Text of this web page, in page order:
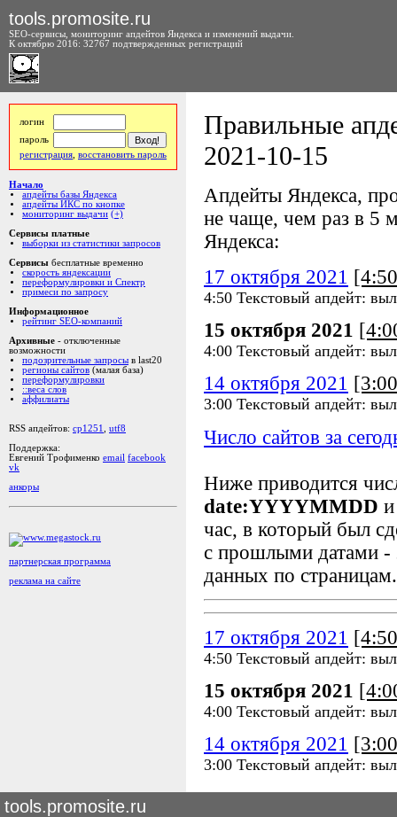
tools.promosite.ru
SEO-сервисы, мониторинг апдейтов Яндекса и изменений выдачи.
К октябрю 2016: 32767 подтвержденных регистраций
логин
пароль
регистрация восстановить пароль
Начало
апдейты базы Яндекса
апдейты ИКС по кнопке
мониторинг выдачи (+)
Сервисы платные
выборки из статистики запросов
Сервисы бесплатные временно
скорость яндексации
переформулировки и Спектр
примеси по запросу
Информационное
рейтинг SEO-компаний
Архивные - отключенные
возможности
подозрительные запросы в last20
регионы сайтов (малая база)
переформулировки
::веса слов
аффилиаты
RSS апдейтов: cp1251
utf8
Поддержка:
Евгений Трофименко email facebook
vk
анкоры
партнерская программа
реклама на сайте
Правильные
2021-10-15
Апдейты Яндекса,
не чаще, чем раз в 5
Яндекса:
17 октября 2021
4:50 Текстовый апдейт:
15 октября 2021
4:00 Текстовый апдейт:
14 октября 2021
3:00 Текстовый апдейт:
Число сайтов за
Ниже приводится
date:YYYYMMDD
час, в который был
с прошлыми датами -
данных по страницам.
17 октября 2021
4:50 Текстовый апдейт:
15 октября 2021
4:00 Текстовый апдейт:
14 октября 2021
3:00 Текстовый апдейт:
tools.promosite.ru